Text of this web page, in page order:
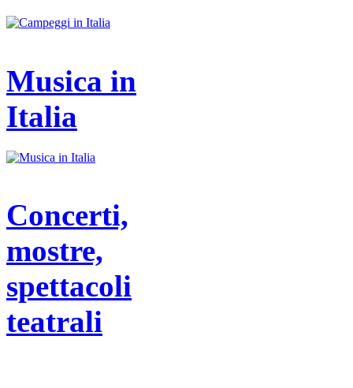
Musica in
Italia
Concerti,
mostre,
spettacoli
teatrali